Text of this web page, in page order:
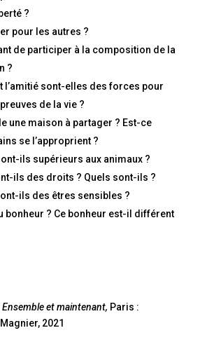
?
pour les autres ?
de participer à la composition de la
?
l’amitié sont-elles des forces pour
de la vie ?
une maison à partager ? Est-ce
se l’approprient ?
ils supérieurs aux animaux ?
ils des droits ? Quels sont-ils ?
ils des êtres sensibles ?
bonheur ? Ce bonheur est-il différent
Ensemble et maintenant, Paris :
2021